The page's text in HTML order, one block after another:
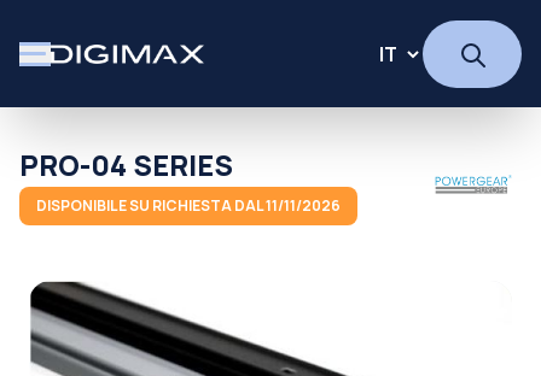
PRO-04 SERIES
DISPONIBILE SU RICHIESTA DAL 11/11/2026